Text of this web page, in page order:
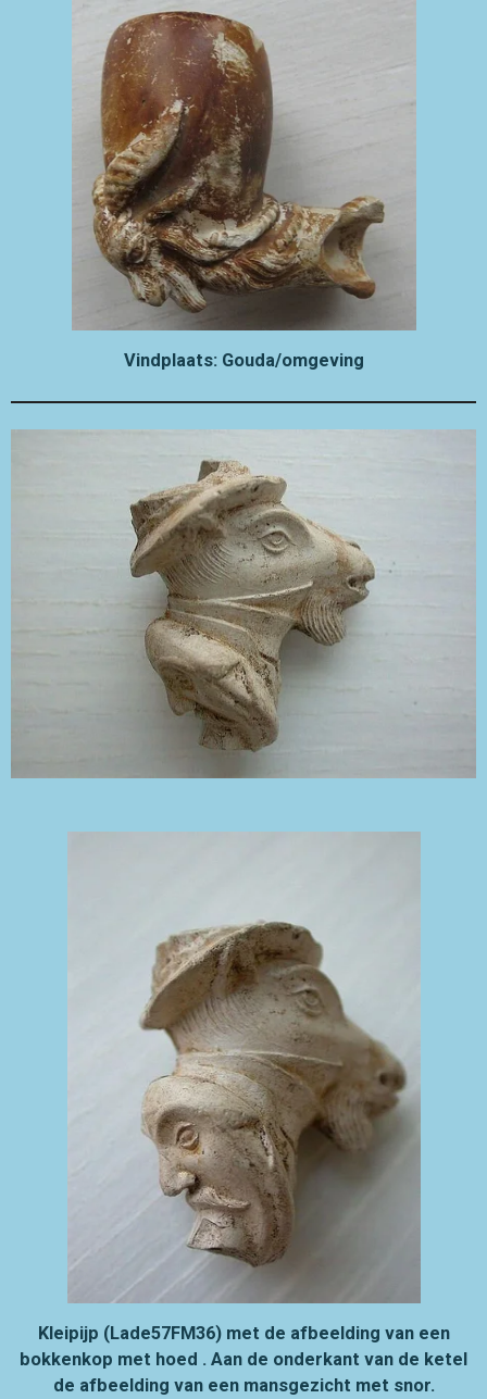
Vindplaats: Gouda/omgeving
Kleipijp (Lade57FM36) met de afbeelding van een
bokkenkop met hoed . Aan de onderkant van de ketel
de afbeelding van een mansgezicht met snor.